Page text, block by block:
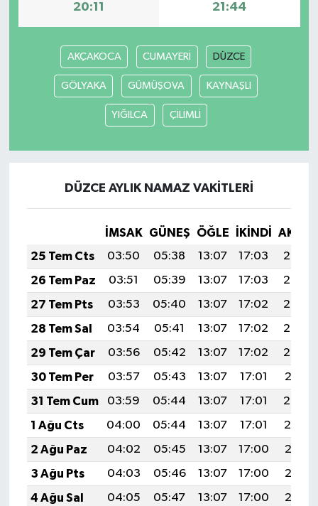
20:11 21:44
AKÇAKOCA CUMAYERİ DÜZCE
GÖLYAKA GÜMÜŞOVA KAYNAŞLI
YIĞILCA ÇİLİMLİ
DÜZCE AYLIK NAMAZ VAKITLERI
İMSAK GÜNEŞ ÖĞLE İKINDI
25 Tem Cts
03:50 05:38 13:07 17:03
20:26
26 Tem Paz
03:51 05:39 13:07 17:03
20:25
27 Tem Pts
03:53 05:40 13:07 17:02
20:24
28 Tem Sal
03:54 05:41 13:07 17:02
20:23
29 Tem Çar
03:56 05:42 13:07 17:02
20:22
30 Tem Per
03:57 05:43 13:07 17:01
20:21
31 Tem Cum
03:59 05:44 13:07 17:01
20:20
1 Ağu Cts
04:00 05:44 13:07 17:01
20:19
2 Ağu Paz
04:02 05:45 13:07 17:00
20:18
3 Ağu Pts
04:03 05:46 13:07 17:00
20:17
4 Ağu Sal
04:05 05:47 13:07 17:00
20:16